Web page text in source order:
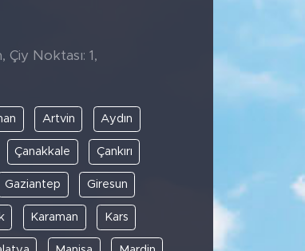
Çiy Noktası: 1,
Artvin Aydın
Çanakkale Çankırı
Gaziantep Giresun
Karaman Kars